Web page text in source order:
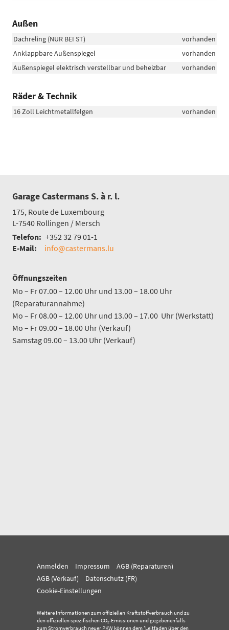
Außen
Dachreling (NUR BEI ST)
vorhanden
Anklappbare Außenspiegel
vorhanden
Außenspiegel elektrisch verstellbar und beheizbar
vorhanden
Räder & Technik
16 Zoll Leichtmetallfelgen vorhanden
Garage Castermans S. à r. l.
175, Route de Luxembourg
L-7540 Rollingen / Mersch
Telefon: +352 32 79 01-1
E-Mail:
info@castermans.lu
Öffnungszeiten
Mo – Fr 07.00 – 12.00 Uhr und 13.00 – 18.00 Uhr
(Reparaturannahme)
Mo – Fr 08.00 – 12.00 Uhr und 13.00 – 17.00 Uhr (Werkstatt)
Mo – Fr 09.00 – 18.00 Uhr (Verkauf)
Samstag 09.00 – 13.00 Uhr (Verkauf)
Anmelden Impressum
AGB (Reparaturen)
AGB (Verkauf)
Datenschutz (FR)
Cookie-Einstellungen
Weitere Informationen zum offiziellen Kraftstoffverbrauch und zu
den offiziellen spezifischen CO2-Emissionen und gegebenenfalls
zum Stromverbrauch neuer PKW können dem 'Leitfaden über den